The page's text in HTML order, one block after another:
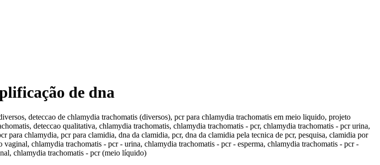
de dna
deteccao de chlamydia trachomatis (diversos), pcr para chlamydia trachomatis em meio liquido, projeto
deteccao qualitativa, chlamydia trachomatis, chlamydia trachomatis - pcr, chlamydia trachomatis - pcr urina,
para chlamydia, pcr para clamidia, dna da clamidia, pcr, dna da clamidia pela tecnica de pcr, pesquisa, clamidia por
chlamydia trachomatis - pcr - urina, chlamydia trachomatis - pcr - esperma, chlamydia trachomatis - pcr -
chlamydia trachomatis - pcr (meio líquido)